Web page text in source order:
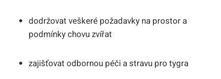
dodržovat veškeré požadavky na prostor a
podmínky chovu zvířat
zajišťovat odbornou péči a stravu pro tygra